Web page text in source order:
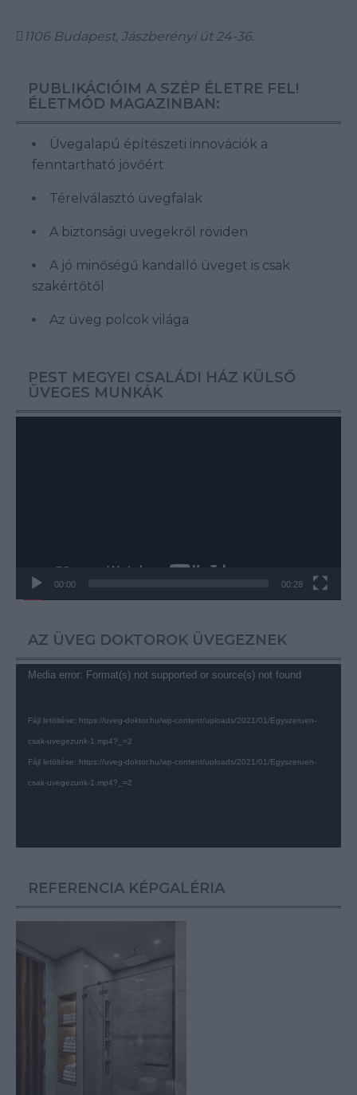
1106 Budapest, Jászberényi út 24-36.
PUBLIKÁCIÓIM A SZÉP ÉLETRE FEL!
ÉLETMÓD MAGAZINBAN:
Üvegalapú építészeti innovációk a
fenntartható jövőért
Térelválasztó üvegfalak
A biztonsági üvegekről röviden
A jó minőségű kandalló üveget is csak
szakértőtől
Az üveg polcok világa
PEST MEGYEI CSALÁDI HÁZ KÜLSŐ
ÜVEGES MUNKÁK
00:00 00:28
AZ ÜVEG DOKTOROK ÜVEGEZNEK
Videólejátszó
Media error: Format(s) not supported or source(s) not found
Fájl letöltése: https://uveg-doktor.hu/wp-content/uploads/2021/01/Egyszeruen-
csak-uvegezunk-1.mp4?_=2
Fájl letöltése: https://uveg-doktor.hu/wp-content/uploads/2021/01/Egyszeruen-
csak-uvegezunk-1.mp4?_=2
REFERENCIA KÉPGALÉRIA